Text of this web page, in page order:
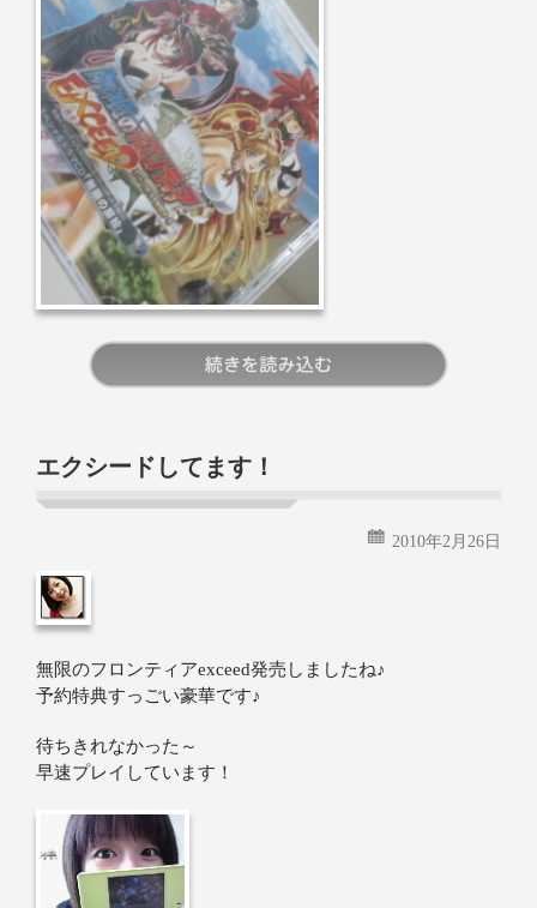
エクシードしてます！
2010年2月26日
無限のフロンティアexceed発売しましたね♪
予約特典すっごい豪華です♪
待ちきれなかった～
早速プレイしています！